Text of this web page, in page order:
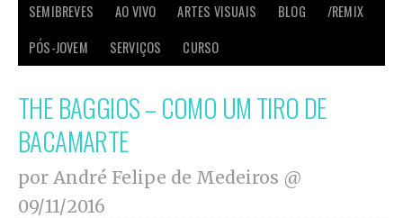
SEMIBREVES
AO VIVO ARTES VISUAIS BLOG
/REMIX
PÓS-JOVEM
SERVIÇOS CURSO
THE BAGGIOS – COMO UM TIRO DE
BACAMARTE
por André Felipe de Medeiros @
09/11/2016